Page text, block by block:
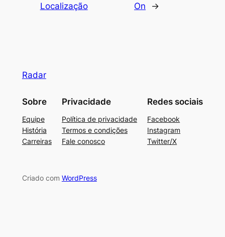
Localização
On
→
Radar
Sobre
Equipe
História
Carreiras
Privacidade
Política de privacidade
Termos e condições
Fale conosco
Redes sociais
Facebook
Instagram
Twitter/X
Criado com WordPress